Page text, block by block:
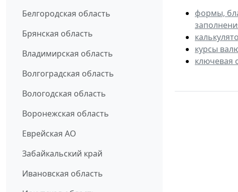
Белгородская область
Брянская область
Владимирская область
Волгоградская область
Вологодская область
Воронежская область
Еврейская АО
Забайкальский край
Ивановская область
формы,
курсы
ключевая